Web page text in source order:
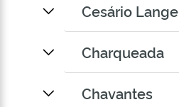
Cesário Lange
Charqueada
Chavantes